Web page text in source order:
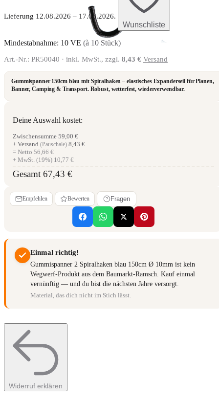
Lieferung 12.08.2026 – 17.08.2026.
Wunschliste
Mindestabnahme: 10 VE (à 10 Stück)
Art.-Nr.: PR50040 · inkl. MwSt., zzgl. 8,43 € Versand
Gummispanner 150cm blau mit Spiralhaken – elastisches Expanderseil für Planen,
Banner, Camping & Transport. Robust, wetterfest, wiederverwendbar.
Deine Auswahl kostet:
Zwischensumme 59,00 €
+ Versand (Pauschale) 8,43 €
= Netto 56,66 €
+ MwSt. (19%) 10,77 €
Gesamt 67,43 €
Empfehlen Bewerten Fragen
Einmal richtig!
Gummispanner 2 Spiralhaken blau 150cm Ø 10mm ist kein
Wegwerf-Produkt aus dem Baumarkt-Ramsch. Kauf einmal
vernünftig — und du bist die nächsten Jahre versorgt.
Material, das dich nicht im Stich lässt.
Widerruf erklären